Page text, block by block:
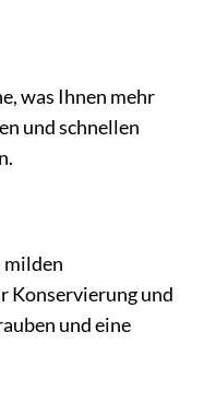
was Ihnen mehr
und schnellen
milden
Konservierung und
und eine